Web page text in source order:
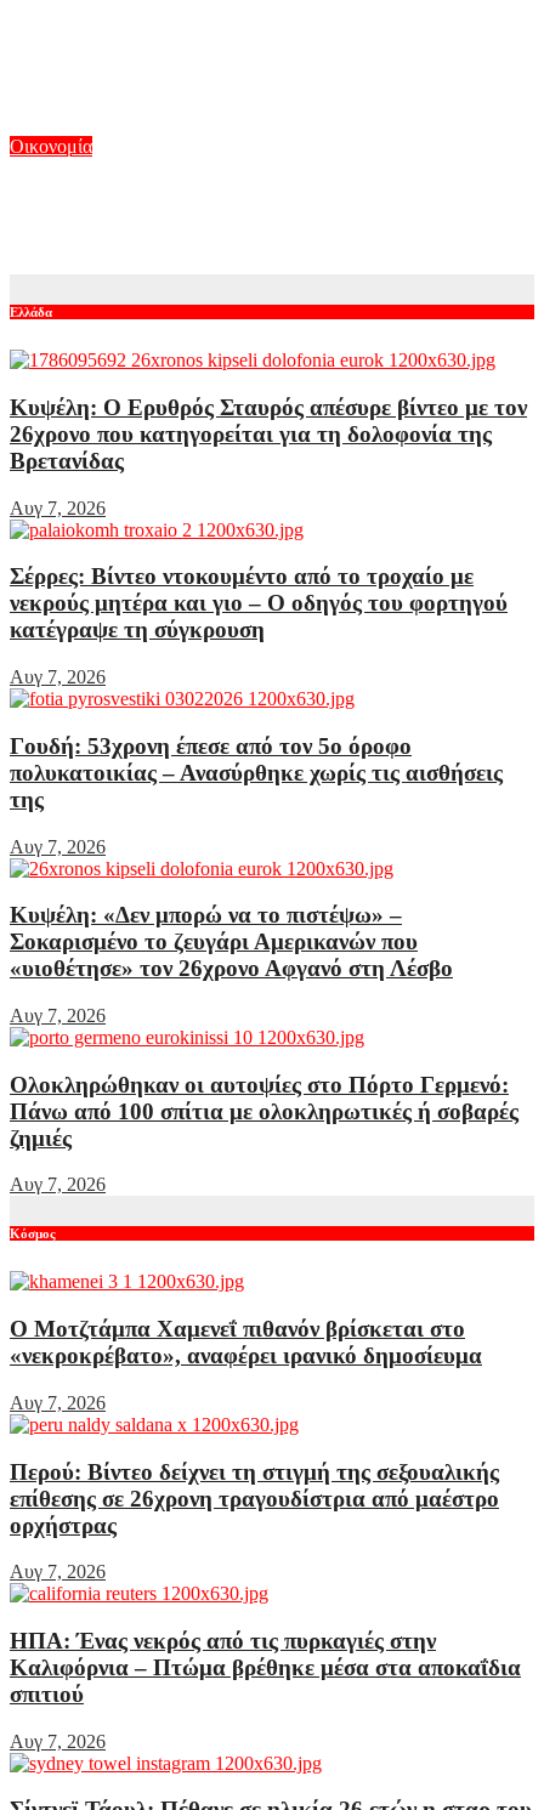
Οικονομία
Ελλάδα
Κυψέλη: Ο Ερυθρός Σταυρός απέσυρε βίντεο με τον
26χρονο που κατηγορείται για τη δολοφονία της
Βρετανίδας
Αυγ 7, 2026
Σέρρες: Βίντεο ντοκουμέντο από το τροχαίο με
νεκρούς μητέρα και γιο – Ο οδηγός του φορτηγού
κατέγραψε τη σύγκρουση
Αυγ 7, 2026
Γουδή: 53χρονη έπεσε από τον 5ο όροφο
πολυκατοικίας – Ανασύρθηκε χωρίς τις αισθήσεις
της
Αυγ 7, 2026
Κυψέλη: «Δεν μπορώ να το πιστέψω» –
Σοκαρισμένο το ζευγάρι Αμερικανών που
«υιοθέτησε» τον 26χρονο Αφγανό στη Λέσβο
Αυγ 7, 2026
Ολοκληρώθηκαν οι αυτοψίες στο Πόρτο Γερμενό:
Πάνω από 100 σπίτια με ολοκληρωτικές ή σοβαρές
ζημιές
Αυγ 7, 2026
Κόσμος
Ο Μοτζτάμπα Χαμενεΐ πιθανόν βρίσκεται στο
«νεκροκρέβατο», αναφέρει ιρανικό δημοσίευμα
Αυγ 7, 2026
Περού: Βίντεο δείχνει τη στιγμή της σεξουαλικής
επίθεσης σε 26χρονη τραγουδίστρια από μαέστρο
ορχήστρας
Αυγ 7, 2026
ΗΠΑ: Ένας νεκρός από τις πυρκαγιές στην
Καλιφόρνια – Πτώμα βρέθηκε μέσα στα αποκαΐδια
σπιτιού
Αυγ 7, 2026